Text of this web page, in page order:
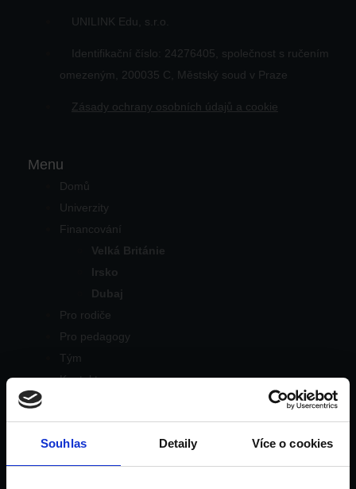
Souhlas Detaily Více o cookies
UNILINK Edu, s.r.o.
Identifikační číslo: 24276405, společnost s ručením
omezeným, 200035 C, Městský soud v Praze
Zásady ochrany osobních údajů a cookie
Menu
Domů
Univerzity
Financování
Velká Británie
Irsko
Dubaj
Pro rodiče
Pro pedagogy
Tým
Kontakt
Domů
Univerzity
Financování